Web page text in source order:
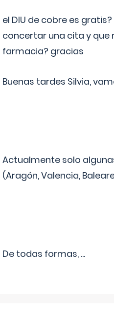
el DIU de cobre es
concertar una cita y
farmacia? gracias
Buenas tardes Silvia,
Actualmente solo
(Aragón, Valencia,
De todas formas, ...